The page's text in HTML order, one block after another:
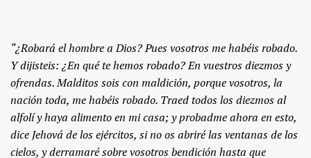
“¿Robará el hombre a Dios? Pues vosotros me habéis robado.
Y dijisteis: ¿En qué te hemos robado? En vuestros diezmos y
ofrendas. Malditos sois con maldición, porque vosotros, la
nación toda, me habéis robado. Traed todos los diezmos al
alfolí y haya alimento en mi casa; y probadme ahora en esto,
dice Jehová de los ejércitos, si no os abriré las ventanas de los
cielos, y derramaré sobre vosotros bendición hasta que